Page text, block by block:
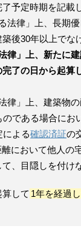
予定時期を記載
法律」上、長期
後30年以上でな
律」上、新たに
了の日から起算
律」上、建築物
である場合にお
による確認済証の
において他人の
、目隠しを付け
して 1年を経過